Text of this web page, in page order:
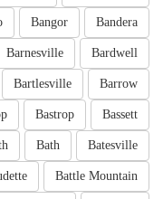
Bandera
Bangor
Bardwell
Barnesville
Barrow
Bartlesville
Bassett
Bastrop
Batesville
Bath
Battle Mountain